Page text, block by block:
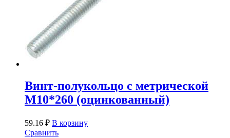
Винт-полукольцо с метрической
М10*260 (оцинкованный)
59.16 ₽ В корзину
Сравнить